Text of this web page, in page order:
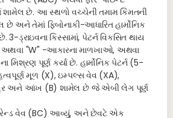
શામેલ છે. આ સ્થળો વચ્ચેની તમામ કિંમતની
છે અને તેમાં ફિબોનાકી-આધારિત હાર્મોનિક
3-ડ્રાઇવના કિસ્સામાં, પેટર્ન વિકસિત થાય
"W" -આકારના માળખાઓ, અથવા
મિશ્રણ પૂર્ણ કર્યા છે. હાર્મોનિક પેટર્ન (5-
મૂળ (X), ઇમ્પલ્સ વેવ (XA),
અને આંખ (B) શામેલ છે જે એબી લેગ પૂર્ણ
વેવ (BC) આવ્યું, અને છેવટે એક